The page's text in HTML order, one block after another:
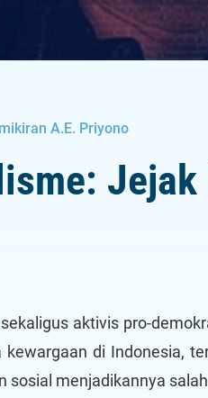
A.E. Priyono
Jejak
aktivis pro-
di Indonesia,
sosial menjadikannya